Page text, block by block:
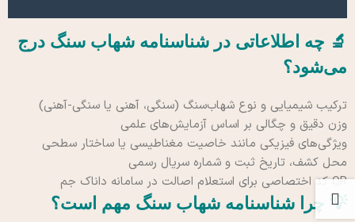
🔬 چه اطلاعاتی در شناسنامه شهاب سنگ درج
می‌شود؟
ترکیب شیمیایی و نوع شهاب‌سنگ (سنگی، آهنی یا سنگی-آهنی)
وزن دقیق و چگالی بر اساس آزمایش‌های علمی
ویژگی‌های فیزیکی مانند خاصیت مغناطیسی یا ساختار سطحی
محل کشف، تاریخ ثبت و شماره سریال رسمی
QR کد اختصاصی برای استعلام اصالت در سامانه داناک جم
💡 چرا شناسنامه شهاب سنگ مهم است؟